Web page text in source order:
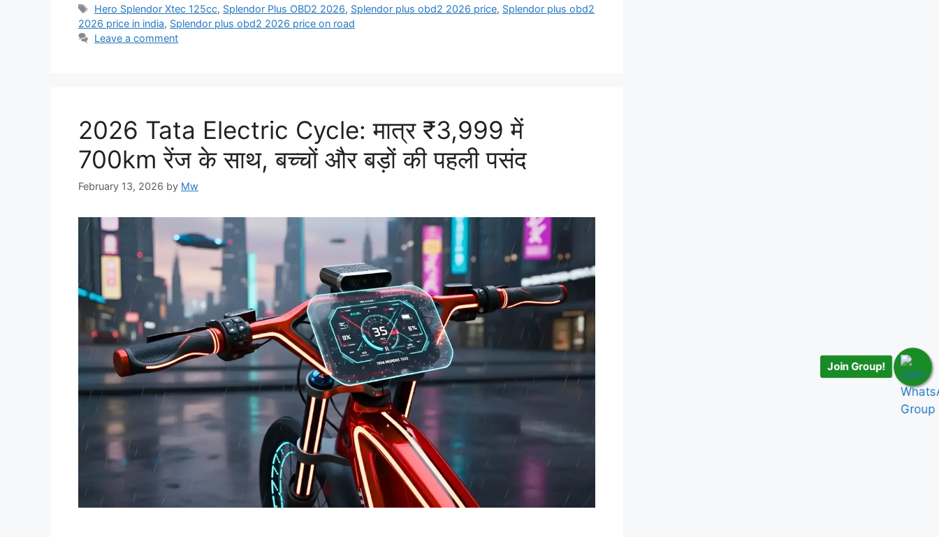
Tags
Hero Splendor Xtec 125cc, Splendor Plus OBD2 2026, Splendor plus obd2 2026 price, Splendor plus obd2
2026 price in india, Splendor plus obd2 2026 price on road
Leave a comment
2026 Tata Electric Cycle: मात्र ₹3,999 में
700km रेंज के साथ, बच्चों और बड़ों की पहली पसंद
February 13, 2026 by Mw
Join Group!